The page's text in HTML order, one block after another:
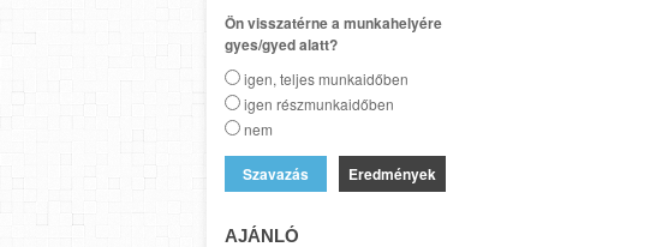
Ön visszatérne a munkahelyére
gyes/gyed alatt?
igen, teljes munkaidőben
igen részmunkaidőben
nem
Eredmények
AJÁNLÓ